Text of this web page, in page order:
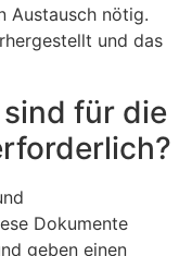
Austausch nötig.
und das
für die
Dokumente
geben einen